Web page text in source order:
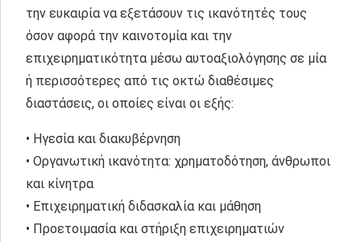
την ευκαιρία να εξετάσουν τις ικανότητές τους
όσον αφορά την καινοτομία και την
επιχειρηματικότητα μέσω αυτοαξιολόγησης σε μία
ή περισσότερες από τις οκτώ διαθέσιμες
διαστάσεις, οι οποίες είναι οι εξής:
• Ηγεσία και διακυβέρνηση
• Οργανωτική ικανότητα: χρηματοδότηση, άνθρωποι
και κίνητρα
• Επιχειρηματική διδασκαλία και μάθηση
• Προετοιμασία και στήριξη επιχειρηματιών